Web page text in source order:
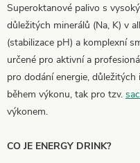
Superoktanové palivo s
důležitých minerálů (Na, K) v
(stabilizace pH) a komplexní
určené pro aktivní a
pro dodání energie,
během výkonu, tak pro tzv.
výkonem.
CO JE ENERGY DRINK?